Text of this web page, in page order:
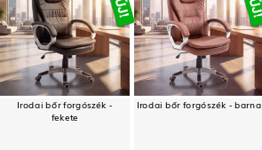
Irodai bőr forgószék -
fekete
Irodai bőr forgószék - barna